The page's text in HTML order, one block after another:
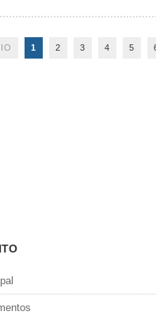
1 2 3 4 5